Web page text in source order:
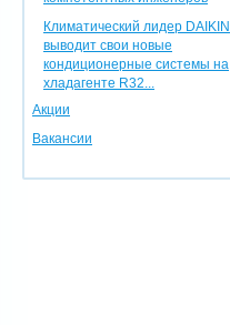
Климатический лидер DAIKIN
выводит свои новые
кондиционерные системы на
хладагенте R32...
Акции
Вакансии